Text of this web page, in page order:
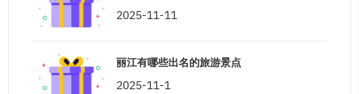
2025-11-11
丽江有哪些出名的旅游景点
2025-11-1